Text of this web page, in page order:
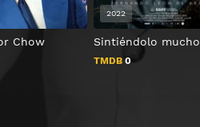
Chow Sintiéndolo mucho
TMDB0
2022